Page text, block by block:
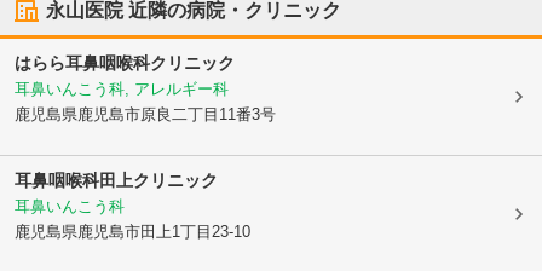
永山医院近隣の病院・クリニック
はらら耳鼻咽喉科クリニック
耳鼻いんこう科, アレルギー科
鹿児島県鹿児島市原良二丁目11番3号
耳鼻咽喉科田上クリニック
耳鼻いんこう科
鹿児島県鹿児島市田上1丁目23-10